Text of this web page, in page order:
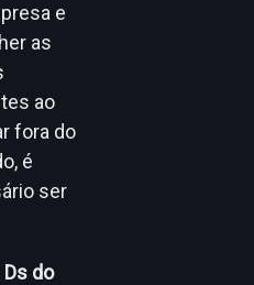
e
as
ao
fora do
é
ser
do